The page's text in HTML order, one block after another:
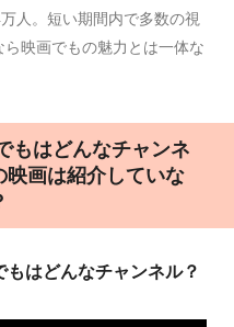
人。短い期間内で多数の視
映画でもの魅力とは一体な
もはどんなチャンネ
画は紹介していな
はどんなチャンネル？